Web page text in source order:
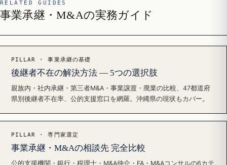
RELATED GUIDES
事業承継・M&Aの実務ガイド
PILLAR · 事業承継の基礎
後継者不在の解決方法 — 5つの選択肢
親族内・社内承継・第三者M&A・事業譲渡・廃業の比較、47都道府
県別後継者不在率、公的支援窓口を網羅。沖縄県の現状もカバー。
PILLAR · 専門家選定
事業承継・M&Aの相談先 完全比較
公的支援機関・銀行・税理士・M&A仲介・FA・M&Aコンサルの6カテ